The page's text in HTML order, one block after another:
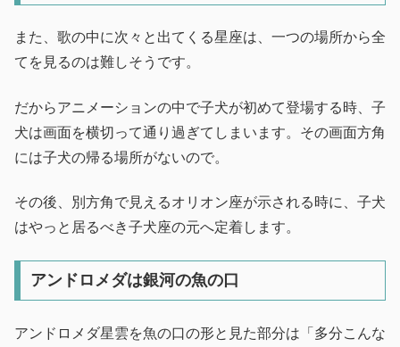
また、歌の中に次々と出てくる星座は、一つの場所から全
てを見るのは難しそうです。
だからアニメーションの中で子犬が初めて登場する時、子
犬は画面を横切って通り過ぎてしまいます。その画面方角
には子犬の帰る場所がないので。
その後、別方角で見えるオリオン座が示される時に、子犬
はやっと居るべき子犬座の元へ定着します。
アンドロメダは銀河の魚の口
アンドロメダ星雲を魚の口の形と見た部分は「多分こんな